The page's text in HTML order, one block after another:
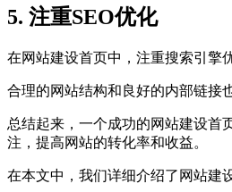
5. 注重SEO优化
在网站建设首页中，注重搜索引擎
合理的网站结构和良好的内部链接
总结起来，一个成功的网站建设首
注，提高网站的转化率和收益。
在本文中，我们详细介绍了网站建